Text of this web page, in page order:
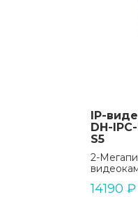
IP-
DH-
S5
2-
14190 ₽